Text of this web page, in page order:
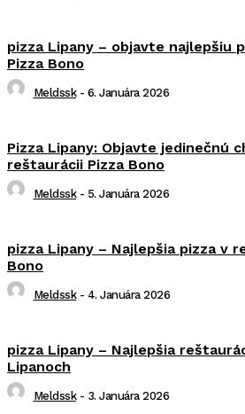
pizza Lipany – objavte najlepšiu
Pizza Bono
Meldssk - 6. Januára 2026
Pizza Lipany: Objavte jedinečnú
reštaurácii Pizza Bono
Meldssk - 5. Januára 2026
pizza Lipany – Najlepšia pizza v
Bono
Meldssk - 4. Januára 2026
pizza Lipany – Najlepšia
Lipanoch
Meldssk - 3. Januára 2026